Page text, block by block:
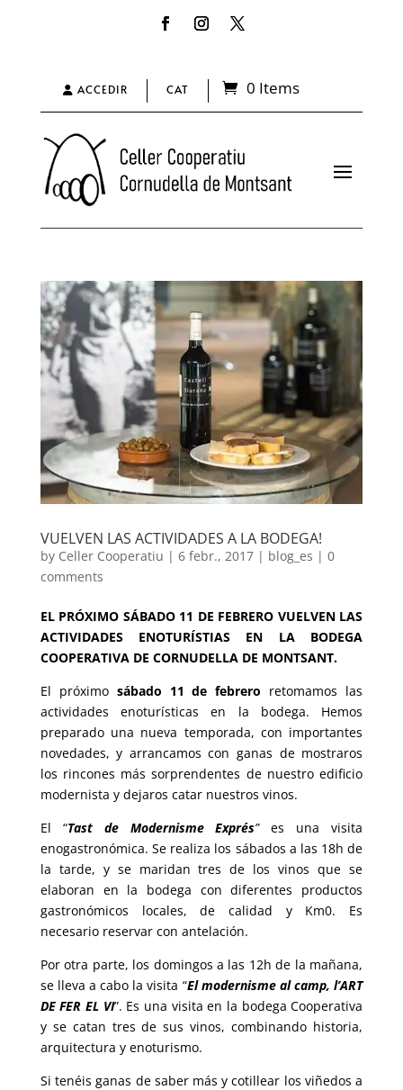
ACCEDIR CAT 0 Items
VUELVEN LAS ACTIVIDADES A LA BODEGA!
by Celler Cooperatiu | 6 febr., 2017| blog_es | 0
comments
EL PRÓXIMO SÁBADO 11 DE FEBRERO VUELVEN LAS
ACTIVIDADES ENOTURÍSTIAS EN LA BODEGA
COOPERATIVA DE CORNUDELLA DE MONTSANT.
El próximo sábado 11 de febrero retomamos las
actividades enoturísticas en la bodega. Hemos
preparado una nueva temporada, con importantes
novedades, y arrancamos con ganas de mostraros
los rincones más sorprendentes de nuestro edificio
modernista y dejaros catar nuestros vinos.
El “Tast de Modernisme Exprés”es una visita
enogastronómica. Se realiza los sábados a las 18h de
la tarde, y se maridan tres de los vinos que se
elaboran en la bodega con diferentes productos
gastronómicos locales, de calidad y Km0. Es
necesario reservar con antelación.
Por otra parte, los domingos a las 12h de la mañana,
se lleva a cabo la visita “El modernisme al camp, l’ART
DE FER EL VI”. Es una visita en la bodega Cooperativa
y se catan tres de sus vinos, combinando historia,
arquitectura y enoturismo.
Si tenéis ganas de saber más y cotillear los viñedos a